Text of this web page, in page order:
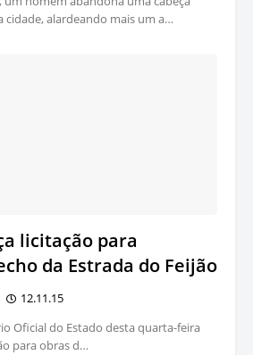
cidade, alardeando mais um a…
licitação para
da Estrada do Feijão
12.11.15
Oficial do Estado desta quarta-feira
para obras d…